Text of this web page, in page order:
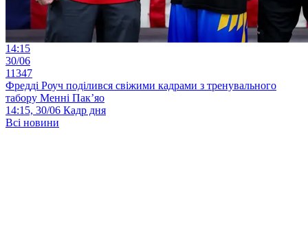
14:15
30/06
11347
Фредді Роуч поділився свіжими кадрами з тренувального
табору Менні Пак’яо
14:15, 30/06 Кадр дня
Всі новини